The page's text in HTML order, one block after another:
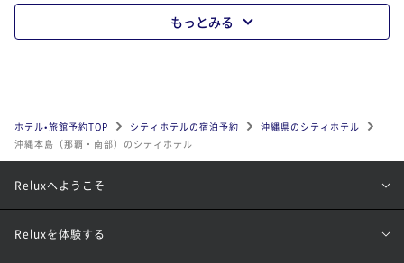
もっとみる
ホテル•旅館予約TOP シティホテルの宿泊予約
沖縄県のシティホテル
沖縄本島（那覇・南部）のシティホテル
Reluxへようこそ
Reluxを体験する